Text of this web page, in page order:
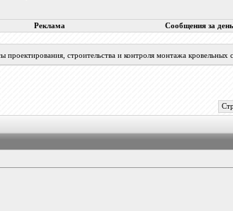
Реклама Сообщения за день
строительства и контроля монтажа кровельных